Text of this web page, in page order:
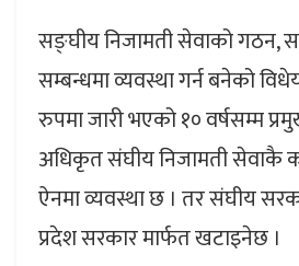
सङ्घीय निजामती सेवाको गठन,
सम्बन्धमा व्यवस्था गर्न बनेको
रुपमा जारी भएको १० वर्षसम्म
अधिकृत संघीय निजामती सेवाकै
ऐनमा व्यवस्था छ । तर संघीय
प्रदेश सरकार मार्फत खटाइनेछ ।